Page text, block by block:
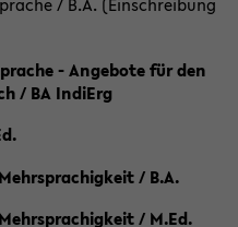
- Angebote für den
/ BA IndiErg
/ B.A.
/ M.Ed.